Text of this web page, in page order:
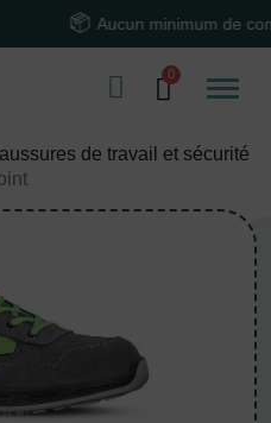
Aucun minimum de
de travail et sécurité